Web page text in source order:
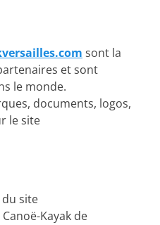
sont la
et sont
le monde.
documents, logos,
le site
site
Kayak de